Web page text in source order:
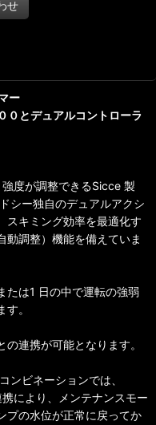
せ
ー
０とデュアルコントローラ
強度が調整できるSicce 製
シー独自のデュアルアクシ
スキミング効率を最適化す
動調整）機能を備えていま
たは1 日の中で運転の強弱
。
連携が可能となります。
ンビネーションでは、
により、メンテナンスモー
プの水位が正常に戻ってか